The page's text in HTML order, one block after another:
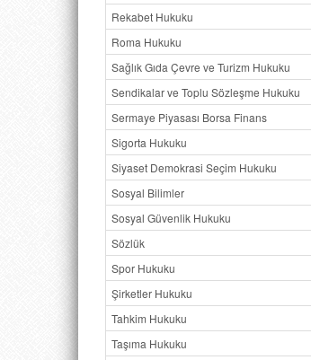
Rekabet Hukuku
Roma Hukuku
Sağlık Gıda Çevre ve Turizm Hukuku
Sendikalar ve Toplu Sözleşme Hukuku
Sermaye Piyasası Borsa Finans
Sigorta Hukuku
Siyaset Demokrasi Seçim Hukuku
Sosyal Bilimler
Sosyal Güvenlik Hukuku
Sözlük
Spor Hukuku
Şirketler Hukuku
Tahkim Hukuku
Taşıma Hukuku